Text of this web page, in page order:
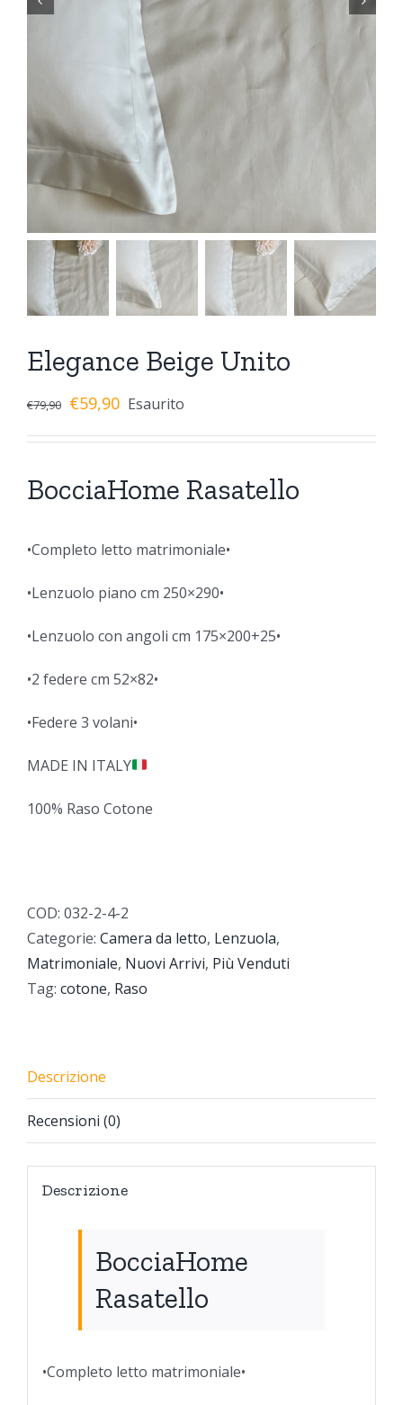
Elegance Beige Unito
€79,90 €59,90 Esaurito
BocciaHome Rasatello
•Completo letto matrimoniale•
•Lenzuolo piano cm 250×290•
•Lenzuolo con angoli cm 175×200+25•
•2 federe cm 52×82•
•Federe 3 volani•
MADE IN ITALY
100% Raso Cotone
COD: 032-2-4-2
Categorie: Camera da letto, Lenzuola,
Matrimoniale, Nuovi Arrivi, Più Venduti
Tag: cotone, Raso
Descrizione
Recensioni (0)
Descrizione
BocciaHome
Rasatello
•Completo letto matrimoniale•